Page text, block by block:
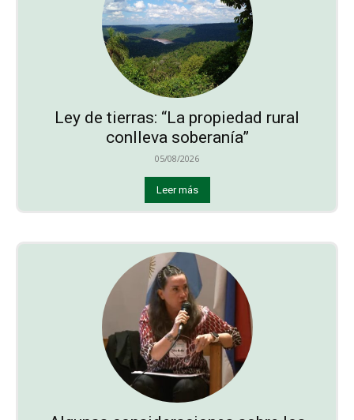
Ley de tierras: “La propiedad rural
conlleva soberanía”
05/08/2026
Leer más